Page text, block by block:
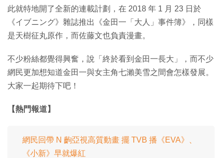
此就特地開了全新的連載計劃，在 2018 年 1 月 23 日於
《イブニング》雜誌推出《金田一「大人」事件簿》，同樣
是天樹征丸原作，而佐藤文也負責漫畫。
不少粉絲都覺得興奮，說「終於看到金田一長大」，而不少
網民更加想知道金田一與女主角七瀨美雪之間會怎樣發展。
大家一起期待下吧！
【熱門報道】
網民回帶 N 齣亞視高質動畫 擺 TVB 播《EVA》、
《小新》早就爆紅